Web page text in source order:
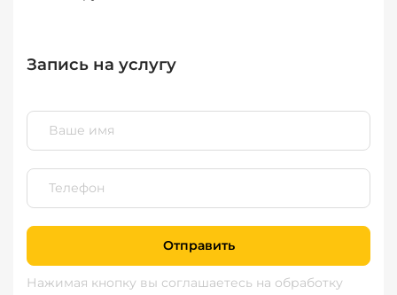
Запись на услугу
Отправить
Нажимая кнопку вы соглашаетесь на обработку